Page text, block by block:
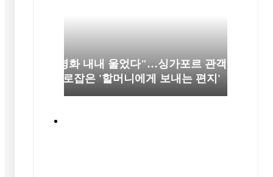
"영화 내내 울었다"…싱가포르 관객
사로잡은 '할머니에게 보내는 편지'